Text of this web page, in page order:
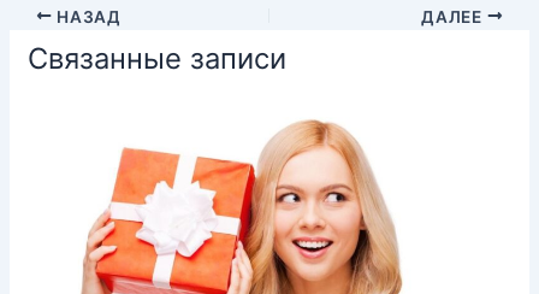
НАЗАД ДАЛЕЕ
Связанные записи